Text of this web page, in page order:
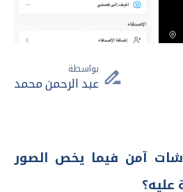
بواسطة
عبد الرحمن محمد
آمن فيما يخص الصور
عليه؟